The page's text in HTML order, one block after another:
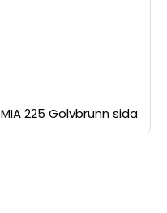
MIA 225 Golvbrunn sida